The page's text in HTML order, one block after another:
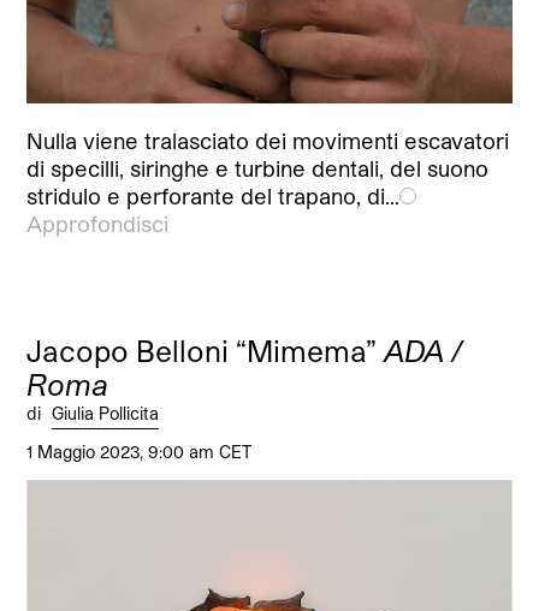
Nulla viene tralasciato dei movimenti escavatori
di specilli, siringhe e turbine dentali, del suono
stridulo e perforante del trapano, di…
Approfondisci
Jacopo Belloni “Mimema”ADA /
Roma
di Giulia Pollicita
1 Maggio 2023, 9:00 am CET